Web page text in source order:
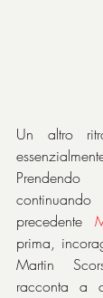
Un altro
precedente
prima,
Martin
racconta a